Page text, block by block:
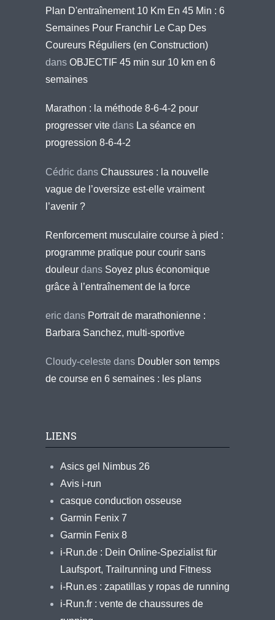
Plan D'entraînement 10 Km En 45 Min : 6
Semaines Pour Franchir Le Cap Des
Coureurs Réguliers (en Construction)
dans OBJECTIF 45 min sur 10 km en 6
semaines
Marathon : la méthode 8-6-4-2 pour
progresser vite dans La séance en
progression 8-6-4-2
Cédric dans Chaussures : la nouvelle
vague de l’oversize est-elle vraiment
l’avenir ?
Renforcement musculaire course à pied :
programme pratique pour courir sans
douleur dans Soyez plus économique
grâce à l’entraînement de la force
eric dans Portrait de marathonienne :
Barbara Sanchez, multi-sportive
Cloudy-celeste dans Doubler son temps
de course en 6 semaines : les plans
LIENS
Asics gel Nimbus 26
Avis i-run
casque conduction osseuse
Garmin Fenix 7
Garmin Fenix 8
i-Run.de : Dein Online-Spezialist für
Laufsport, Trailrunning und Fitness
i-Run.es : zapatillas y ropas de running
i-Run.fr : vente de chaussures de